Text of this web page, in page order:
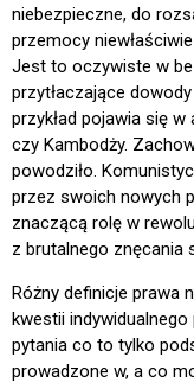
niebezpieczne, do
przemocy
Jest to oczywiste w
przytłaczające
przykład pojawia się
czy Kambodży.
powodziło.
przez swoich nowych
znaczącą rolę w
z brutalnego znęcania
Różny definicje prawa
kwestii
pytania co to tylko
prowadzone w, a co